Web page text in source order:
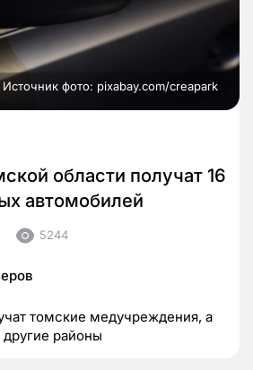
Источник фото: pixabay.com/creapark
области получат 16
автомобилей
5244
томские медучреждения, а
другие районы